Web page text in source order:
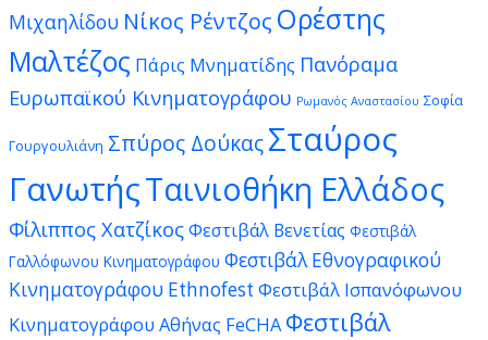
Μιχαηλίδου Νίκος Ρέντζος Ορέστης
Μαλτέζος Πάρις Μνηματίδης Πανόραμα
Ευρωπαϊκού Κινηματογράφου Ρωμανός Αναστασίου Σοφία
Γουργουλιάνη Σπύρος ΔούκαςΣταύρος
ΓανωτήςΤαινιοθήκη Ελλάδος
Φίλιππος ΧατζίκοςΦεστιβάλ Βενετίας Φεστιβάλ
Γαλλόφωνου Κινηματογράφου Φεστιβάλ Εθνογραφικού
Κινηματογράφου Ethnofest Φεστιβάλ Ισπανόφωνου
Κινηματογράφου Αθήνας FeCHA Φεστιβάλ